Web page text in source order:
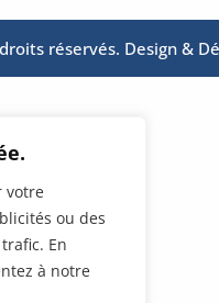
votre
ou des
En
à notre
droits réservés. Design &